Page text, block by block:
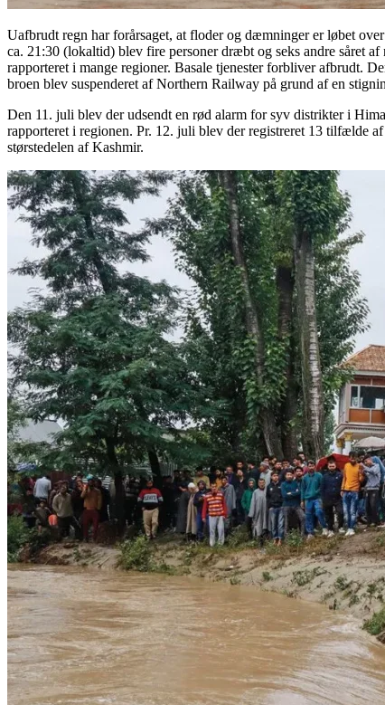
Uafbrudt regn har forårsaget, at floder og dæmninger er løbet
ca. 21:30 (lokaltid) blev fire personer dræbt og seks andre såret
rapporteret i mange regioner. Basale tjenester forbliver afbrudt.
broen blev suspenderet af Northern Railway på grund af en
Den 11. juli blev der udsendt en rød alarm for syv distrikter i
rapporteret i regionen. Pr. 12. juli blev der registreret 13 tilfælde
størstedelen af Kashmir.